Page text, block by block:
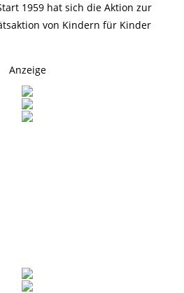
1959 hat sich die Aktion zur
von Kindern für Kinder
Anzeige